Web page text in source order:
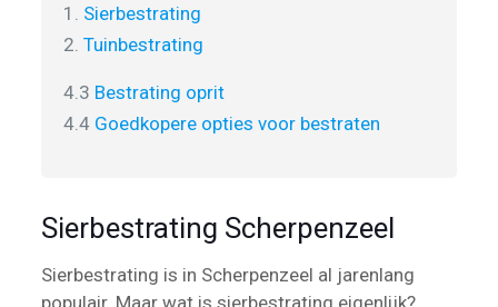
1. Sierbestrating
2. Tuinbestrating
4.3 Bestrating oprit
4.4 Goedkopere opties voor bestraten
Sierbestrating Scherpenzeel
Sierbestrating is in Scherpenzeel al jarenlang
populair. Maar wat is sierbestrating eigenlijk?